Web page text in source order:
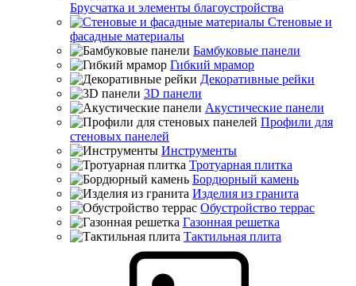
Брусчатка и элементы благоустройства
Стеновые и
фасадные материалы
Бамбуковые панели
Гибкий мрамор
Декоративные рейки
3D панели
Акустические панели
Профили для
стеновых панелей
Инструменты
Тротуарная плитка
Бордюрный камень
Изделия из гранита
Обустройство террас
Газонная решетка
Тактильная плита